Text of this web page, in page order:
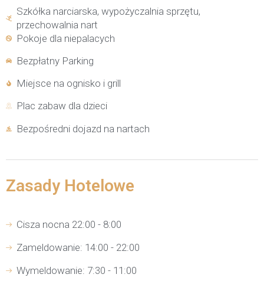
Szkółka narciarska, wypożyczalnia sprzętu,
przechowalnia nart
Pokoje dla niepalacych
Bezpłatny Parking
Miejsce na ognisko i grill
Plac zabaw dla dzieci
Bezpośredni dojazd na nartach
Zasady Hotelowe
Cisza nocna 22:00 - 8:00
Zameldowanie: 14:00 - 22:00
Wymeldowanie: 7:30 - 11:00